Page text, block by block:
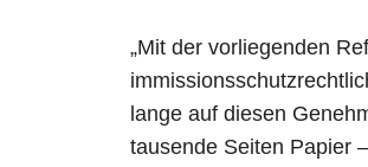
„Mit der vorliegenden
lange auf diesen
tausende Seiten Papier